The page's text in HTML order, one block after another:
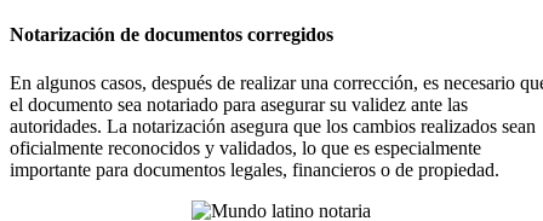
Notarización de documentos corregidos
En algunos casos, después de realizar una corrección, es necesario
el documento sea notariado para asegurar su validez ante las
autoridades. La notarización asegura que los cambios realizados sean
oficialmente reconocidos y validados, lo que es especialmente
importante para documentos legales, financieros o de propiedad.